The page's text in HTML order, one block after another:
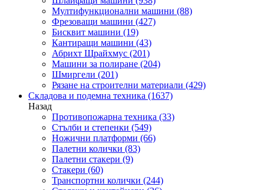
Мултифункционални машини (88)
Фрезоващи машини (427)
Бисквит машини (19)
Кантиращи машини (43)
Абрихт Щрайхмус (201)
Машини за полиране (204)
Шмиргели (201)
Рязане на строителни материали (429)
Складова и подемна техника (1637)
Назад
Противопожарна техника (33)
Стълби и степенки (549)
Ножични платформи (66)
Палетни колички (83)
Палетни стакери (9)
Стакери (60)
Транспортни колички (244)